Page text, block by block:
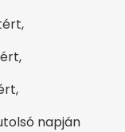
napján